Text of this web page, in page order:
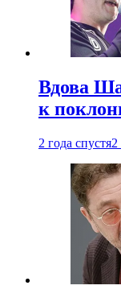
Вдова
к
2 года спустя2